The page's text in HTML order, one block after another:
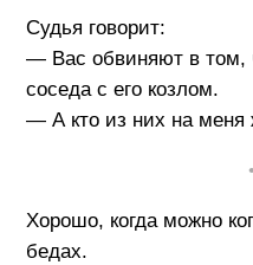
Судья говорит:
— Вас обвиняют в том,
соседа с его козлом.
— А кто из них на меня
Хорошо, когда можно
бедах.